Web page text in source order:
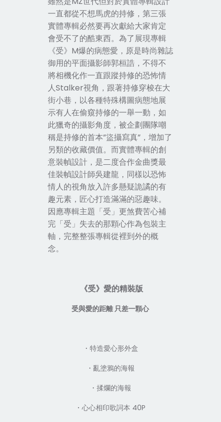
一直都從不想馬虎的持修，第三張
實體專輯必然要再次獻給大家肯定
會受不了的酷東西。為了展現專輯
《受》 M爆的病態愛，原是時尚雜誌
御用的平面攝影師郭桓誥，不得不
將相機化作一直跟蹤持修的恐怖情
人Stalker視角，跟著持修穿梭在大
街小巷，以各種特殊構圖病態地展
示有人在偷窺持修的一舉一動，如
此獵奇的攝影角度，被企劃團隊嘲
稱是持修的首本”盜攝寫真”，增加了
另類的收藏價值。而實體專輯的創
意裝幀設計，是二度合作金曲獎最
佳裝幀設計師吳建龍，同樣以恐怖
情人的視角放入許多懸疑詭譎的有
趣元素，匠心打造滿滿的惡趣味。
因應專輯主題 「受 」 更煞費苦心補
完「受 」 失去的那顆心作為包裝主
軸，完整整張專輯從裡到外的概
念。
《受》愛的精裝版
受與愛的距離 只差一顆心
・特造愛心形外盒
・亂塗鴉的海報
・揉爛的海報
・心心相印歌詞本 40P